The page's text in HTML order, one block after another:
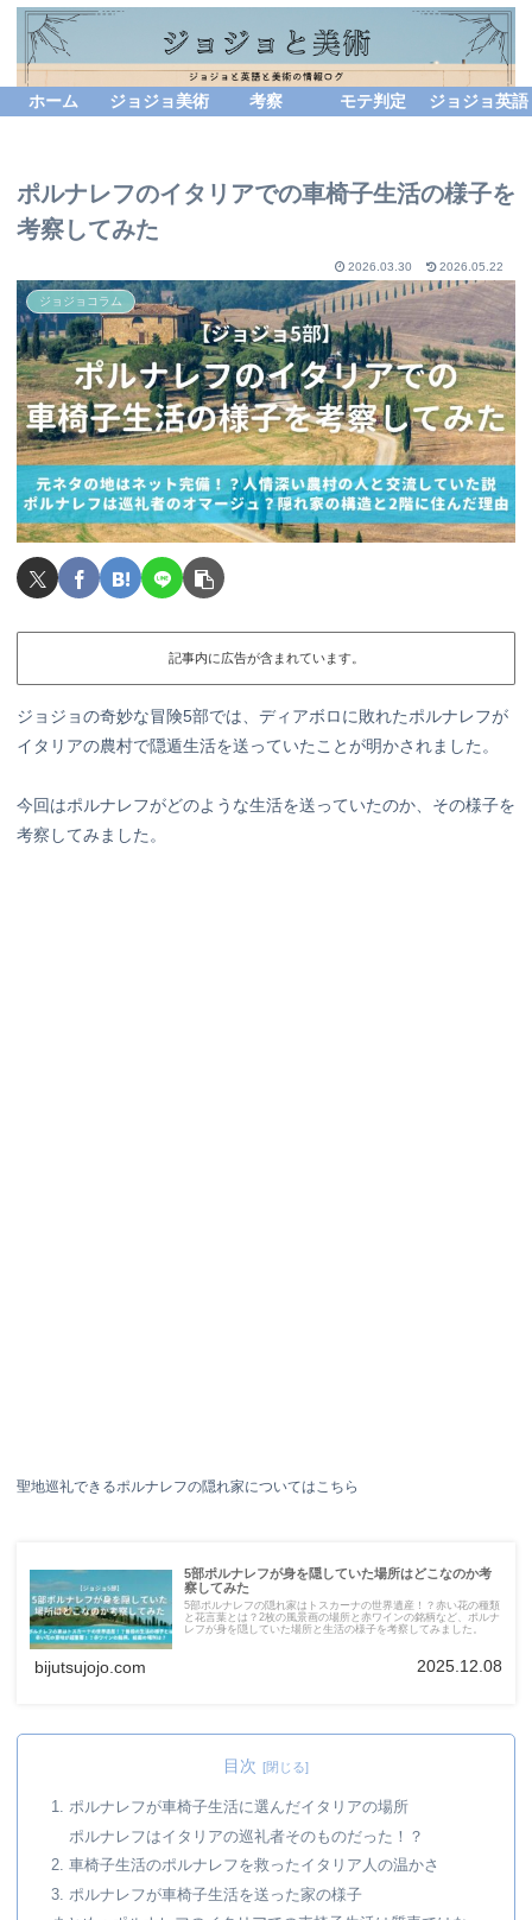
ホーム ジョジョ美術 考察 モテ判定 ジョジョ英語
ポルナレフのイタリアでの車椅子生活の様子を
考察してみた
2026.03.30 2026.05.22
ジョジョコラム
記事内に広告が含まれています。
ジョジョの奇妙な冒険5部では、ディアボロに敗れたポルナレフが
イタリアの農村で隠遁生活を送っていたことが明かされました。
今回はポルナレフがどのような生活を送っていたのか、その様子を
考察してみました。
聖地巡礼できるポルナレフの隠れ家についてはこちら
5部ポルナレフが身を隠していた場所はどこなのか考
察してみた
5部ポルナレフの隠れ家はトスカーナの世界遺産！？赤い花の種類
と花言葉とは？2枚の風景画の場所と赤ワインの銘柄など、ポルナ
レフが身を隠していた場所と生活の様子を考察してみました。
bijutsujojo.com 2025.12.08
目次
1. ポルナレフが車椅子生活に選んだイタリアの場所
ポルナレフはイタリアの巡礼者そのものだった！？
2. 車椅子生活のポルナレフを救ったイタリア人の温かさ
3. ポルナレフが車椅子生活を送った家の様子